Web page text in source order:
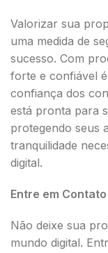
Valorizar sua
uma medida de
sucesso. Com
forte e confiável
confiança dos
está pronta para
protegendo seus
tranquilidade
digital.
Entre em
Não deixe sua
mundo digital.